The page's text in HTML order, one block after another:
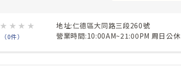
★ ★ ★ ★
（0件）
地址:仁德區大同路三段260號
營業時間:10:00AM~21:00PM 周日公休